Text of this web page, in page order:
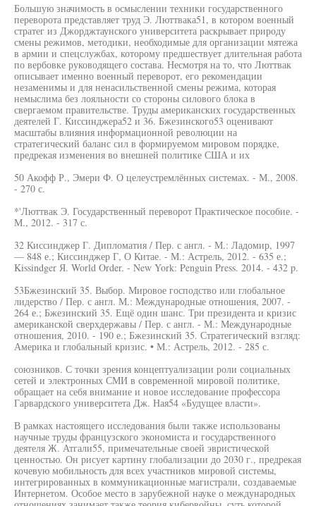
Большую значимость в осмыслении техники государственного
переворота представляет труд Э. Люттвака51, в котором военный
стратег из Джорджтаунского университета раскрывает природу
смены режимов, методики, необходимые для организации мятежа
в армии и спецслужбах, которому предшествует длительная работа
по вербовке руководящего состава. Несмотря на то, что Люттвак
описывает именно военный переворот, его рекомендации
незаменимы и для ненасильственной смены режима, которая
немыслима без лояльности со стороны силового блока в
свергаемом правительстве. Труды американских государственных
деятелей Г. Киссинджера52 и 36. Бжезинского53 оценивают
масштабы влияния информационной революции на
стратегический баланс сил в формируемом мировом порядке,
предрекая изменения во внешней политике США и их
50 Акофф Р., Эмери Ф. О целеустремлённых системах. - М., 2008.
- 270 с.
*'Люттвак Э. Государственный переворот Практическое пособие. -
М., 2012. - 317 с.
32 Киссинджер Г. Дипломатия / Пер. с англ. - М.: Ладомир, 1997
— 848 е.; Киссинджер Г, О Китае. - М.: Астрель, 2012. - 635 е.;
Kissindger Я. World Order. - New York: Penguin Press. 2014. - 432 p.
53Бжезинский 35. Выбор. Мировое господство или глобальное
лидерство / Пер. с англ. М.: Международные отношения, 2007. -
264 е.; Бжезинский 35. Ещё один шанс. Три президента и кризис
американской сверхдержавы / Пер. с англ. - М.: Международные
отношения, 2010. - 190 е.; Бжезинский 35. Стратегический взгляд:
Америка и глобальный кризис. • М.: Астрель, 2012. - 285 с.
союзников. С точки зрения концептуализации роли социальных
сетей и электронных СМИ в современной мировой политике,
обращает на себя внимание и новое исследование профессора
Гарвардского университета Дж. Ная54 «Будущее власти».
В рамках настоящего исследования были также использованы
научные труды французского экономиста и государственного
деятеля Ж. Атгали55, примечательные своей эвристической
ценностью. Он рисует картину глобализации до 2030 г., предрекая
кочевую мобильность для всех участников мировой системы,
интегрированных в коммуникационные магистрали, создаваемые
Интернетом. Особое место в зарубежной науке о международных